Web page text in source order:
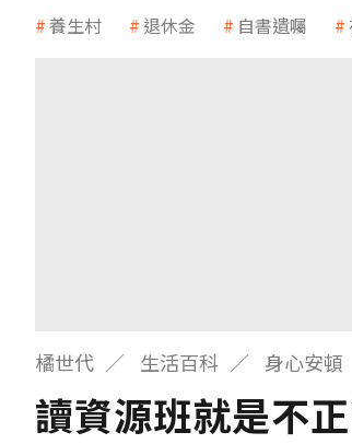
養生村 退休金 自書遺囑
橘世代 生活百科 身心安頓
讀資源班就是不